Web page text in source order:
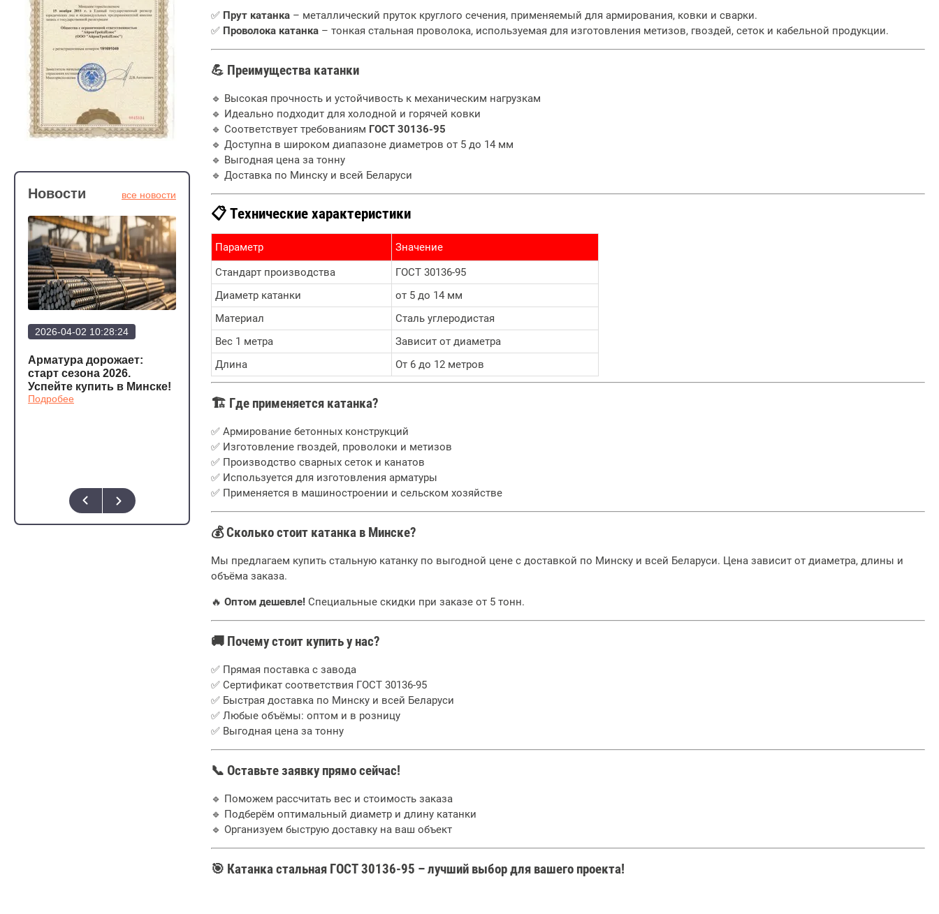
Новости все новости
2026-04-02 10:28:24
Арматура дорожает:
старт сезона 2026.
Успейте купить в Минске!
Подробее
2026-03-20 12:23:57
Арматура стала еще
дешевле!
Подробее
2026-02-19 12:06:21
Снижение цен на
профильные трубы
перед строительным
сезоном 2026
2026-01-14 11:56:27
Металлический штакетник
от производителя в
Минске | IronTrade
металлоштакетник,
✅ Прут катанка – металлический пруток круглого сечения, применяемый для армирования, ковки и сварки.
✅ Проволока катанка – тонкая стальная проволока, используемая для изготовления метизов, гвоздей, сеток и кабельной продукции.
💪 Преимущества катанки
🔹 Высокая прочность и устойчивость к механическим нагрузкам
🔹 Идеально подходит для холодной и горячей ковки
🔹 Соответствует требованиям ГОСТ 30136-95
🔹 Доступна в широком диапазоне диаметров от 5 до 14 мм
🔹 Выгодная цена за тонну
🔹 Доставка по Минску и всей Беларуси
📋 Технические характеристики
Параметр
Значение
Стандарт производства
ГОСТ 30136-95
Диаметр катанки
от 5 до 14 мм
Материал
Сталь углеродистая
Вес 1 метра
Зависит от диаметра
Длина
От 6 до 12 метров
🏗 Где применяется катанка?
✅ Армирование бетонных конструкций
✅ Изготовление гвоздей, проволоки и метизов
✅ Производство сварных сеток и канатов
✅ Используется для изготовления арматуры
✅ Применяется в машиностроении и сельском хозяйстве
💰 Сколько стоит катанка в Минске?
Мы предлагаем купить стальную катанку по выгодной цене с доставкой по Минску и всей Беларуси. Цена зависит от диаметра, длины и
объёма заказа.
🔥 Оптом дешевле! Специальные скидки при заказе от 5 тонн.
🚚 Почему стоит купить у нас?
✅ Прямая поставка с завода
✅ Сертификат соответствия ГОСТ 30136-95
✅ Быстрая доставка по Минску и всей Беларуси
✅ Любые объёмы: оптом и в розницу
✅ Выгодная цена за тонну
📞 Оставьте заявку прямо сейчас!
🔹 Поможем рассчитать вес и стоимость заказа
🔹 Подберём оптимальный диаметр и длину катанки
🔹 Организуем быструю доставку на ваш объект
🎯 Катанка стальная ГОСТ 30136-95 – лучший выбор для вашего проекта!